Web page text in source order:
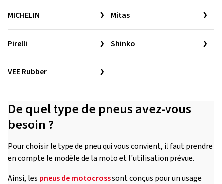
MICHELIN Mitas
Pirelli Shinko
VEE Rubber
De quel type de pneus avez-vous
besoin ?
Pour choisir le type de pneu qui vous convient, il faut prendre
en compte le modèle de la moto et l'utilisation prévue.
Ainsi, les pneus de motocrosssont conçus pour un usage